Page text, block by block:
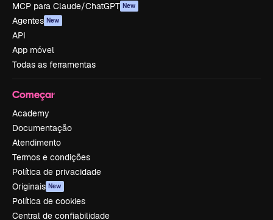
MCP para Claude/ChatGPT New
Agentes New
API
App móvel
Todas as ferramentas
Começar
Academy
Documentação
Atendimento
Termos e condições
Política de privacidade
Originais New
Política de cookies
Central de confiabilidade